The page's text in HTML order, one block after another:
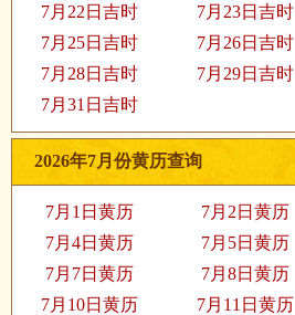
7月22日吉时
7月23日吉时
7月25日吉时
7月26日吉时
7月28日吉时
7月29日吉时
7月31日吉时
2026年7月份黄历查询
7月1日黄历 7月2日黄历
7月4日黄历
7月5日黄历
7月7日黄历
7月8日黄历
7月10日黄历
7月11日黄历